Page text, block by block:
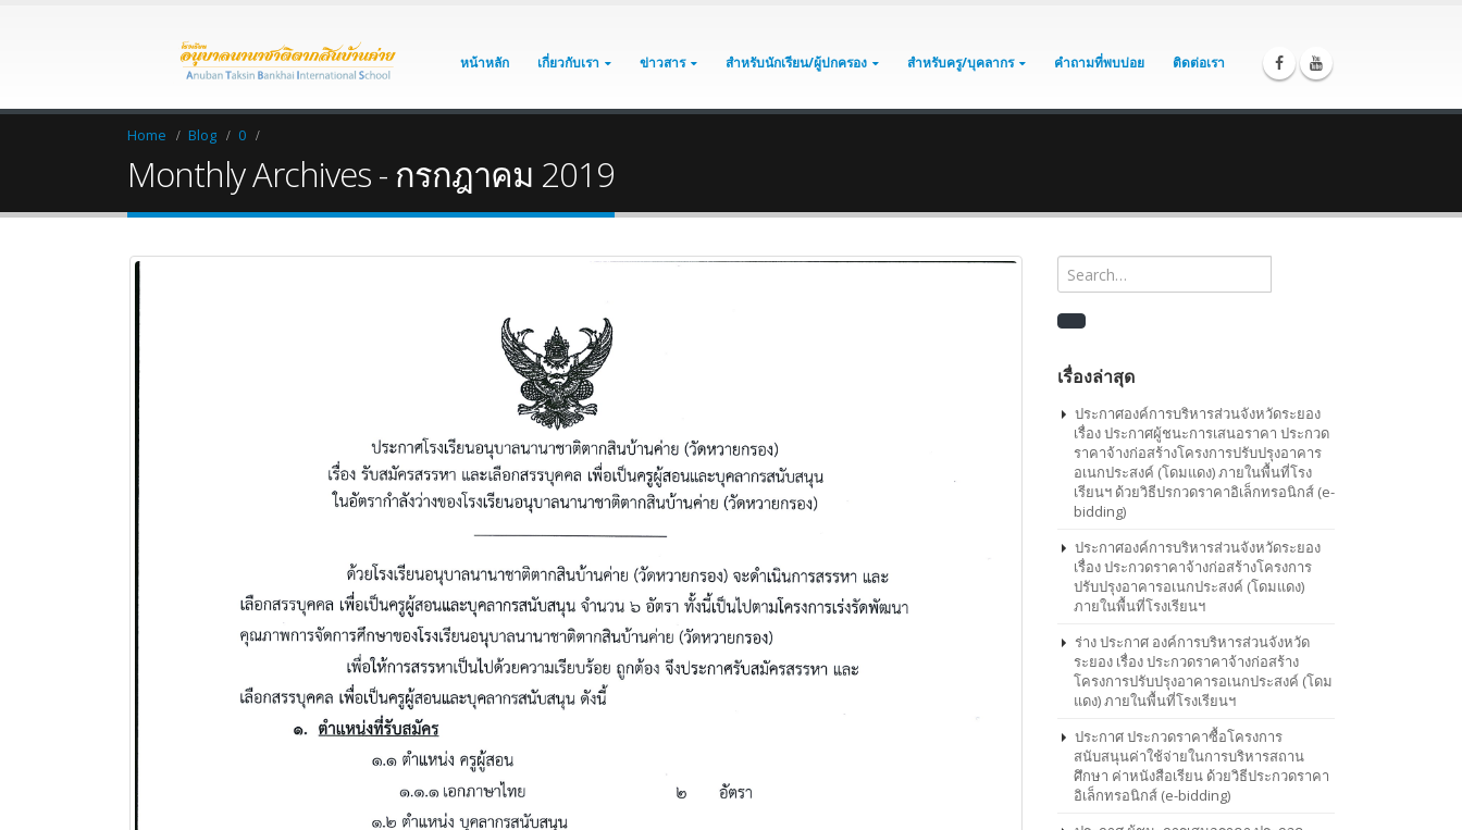
หน้าหลัก เกี่ยวกับเรา ข่าวสาร สำหรับนักเรียน/ผู้ปกครอง สำหรับครู/บุคลากร คำถามที่พบบ่อย ติดต่อเรา
Home Blog 0
Monthly Archives - กรกฎาคม 2019
เรื่องล่าสุด
ประกาศองค์การบริหารส่วนจังหวัดระยอง
เรื่อง ประกาศผู้ชนะการเสนอราคา ประกวด
ราคาจ้างก่อสร้างโครงการปรับปรุงอาคาร
อเนกประสงค์ (โดมแดง) ภายในพื้นที่โรง
เรียนฯ ด้วยวิธีปรกวดราคาอิเล็กทรอนิกส์ (e-
bidding)
ประกาศองค์การบริหารส่วนจังหวัดระยอง
เรื่อง ประกวดราคาจ้างก่อสร้างโครงการ
ปรับปรุงอาคารอเนกประสงค์ (โดมแดง)
ภายในพื้นที่โรงเรียนฯ
ร่าง ประกาศ องค์การบริหารส่วนจังหวัด
ระยอง เรื่อง ประกวดราคาจ้างก่อสร้าง
โครงการปรับปรุงอาคารอเนกประสงค์ (โดม
แดง) ภายในพื้นที่โรงเรียนฯ
ประกาศ ประกวดราคาซื้อโครงการ
สนับสนุนค่าใช้จ่ายในการบริหารสถาน
ศึกษา ค่าหนังสือเรียน ด้วยวิธีประกวดราคา
อิเล็กทรอนิกส์ (e-bidding)